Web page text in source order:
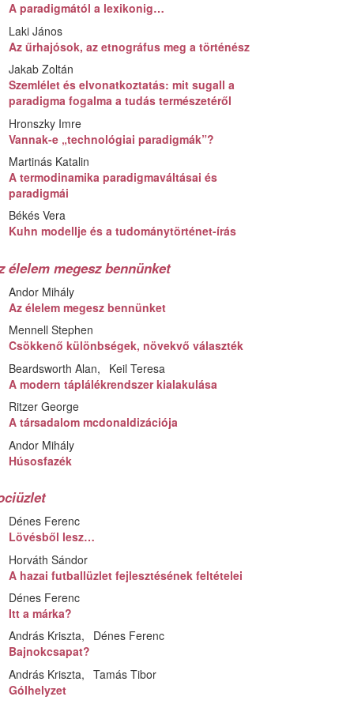
A paradigmától a lexikonig…
Laki János
Az űrhajósok, az etnográfus meg a történész
Jakab Zoltán
Szemlélet és elvonatkoztatás: mit sugall a
paradigma fogalma a tudás természetéről
Hronszky Imre
Vannak-e „technológiai paradigmák”?
Martinás Katalin
A termodinamika paradigmaváltásai és
paradigmái
Békés Vera
Kuhn modellje és a tudománytörténet-írás
élelem megesz bennünket
Andor Mihály
Az élelem megesz bennünket
Mennell Stephen
Csökkenő különbségek, növekvő választék
Beardsworth Alan
Keil Teresa
A modern táplálékrendszer kialakulása
Ritzer George
A társadalom mcdonaldizációja
Andor Mihály
Húsosfazék
Dénes Ferenc
Lövésből lesz…
Horváth Sándor
A hazai futballüzlet fejlesztésének feltételei
Dénes Ferenc
Itt a márka?
András Kriszta
Dénes Ferenc
Bajnokcsapat?
András Kriszta
Tamás Tibor
Gólhelyzet